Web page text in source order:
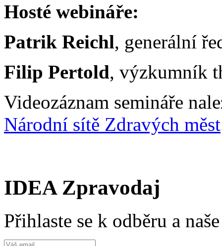
Hosté webináře:
Patrik Reichl, generální
Filip Pertold, výzkumník
Videozáznam semináře
Národní sítě Zdravých měst
IDEA Zpravodaj
Přihlaste se k odběru a